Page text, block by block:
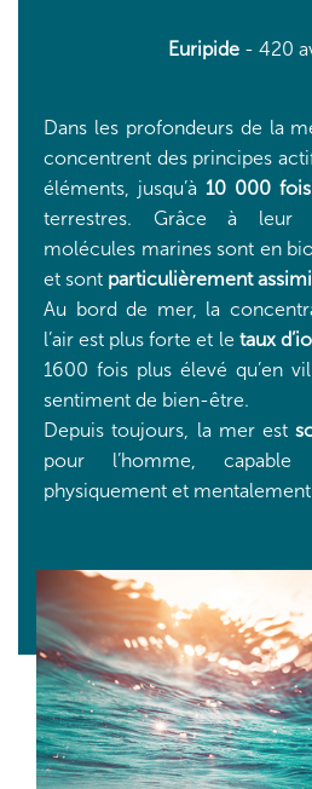
Euripide - 420
Dans les profondeurs de la
concentrent des principes
éléments, jusqu’à 10 000
terrestres. Grâce à leur
molécules marines sont en
et sont particulièrement
Au bord de mer, la
l’air est plus forte et le taux
1600 fois plus élevé qu’en
sentiment de bien-être.
Depuis toujours, la mer est
pour l’homme,
physiquement et